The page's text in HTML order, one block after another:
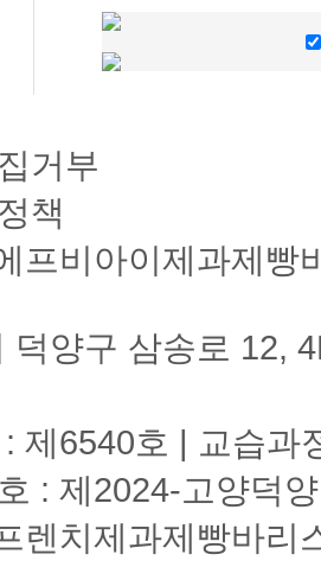
거부
책
프비아이제과제빵
덕양구 삼송로 12,
제6540호 | 교습과
: 제2024-고양덕
렌치제과제빵바리